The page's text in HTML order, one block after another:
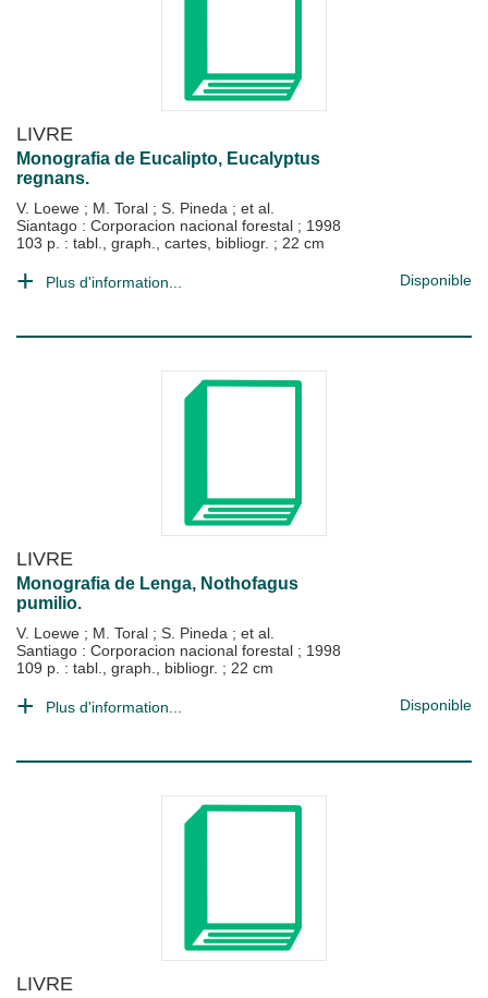
LIVRE
Monografia de Eucalipto, Eucalyptus
regnans.
V. Loewe ; M. Toral ; S. Pineda ; et al.
Siantago : Corporacion nacional forestal ; 1998
103 p. : tabl., graph., cartes, bibliogr. ; 22 cm
Plus d'information... Disponible
LIVRE
Monografia de Lenga, Nothofagus
pumilio.
V. Loewe ; M. Toral ; S. Pineda ; et al.
Santiago : Corporacion nacional forestal ; 1998
109 p. : tabl., graph., bibliogr. ; 22 cm
Plus d'information... Disponible
LIVRE